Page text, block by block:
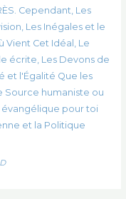
Cependant, Les
Les Inégales et le
Vient Cet Idéal, Le
écrite, Les Devons de
et l'Égalité Que les
Source humaniste ou
évangélique pour toi
et la Politique